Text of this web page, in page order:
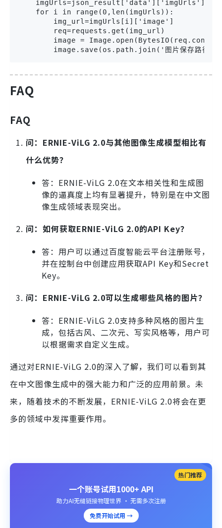
    imgUrls=json_result['data']['imgUrls']
    for i in range(0,len(imgUrls)):
        img_url=imgUrls[i]['image']
        req=requests.get(img_url)
image =
FAQ
FAQ
问：ERNIE-ViLG 2.0与其他图像生成模型相比有
什么优势？
答：ERNIE-ViLG 2.0在文本相关性和生成图
像的逼真度上均有显著提升，特别是在中文图
像生成领域表现突出。
问：如何获取ERNIE-ViLG 2.0的API Key？
答：用户可以通过百度智能云平台注册账号，
并在控制台中创建应用获取API Key和Secret
Key。
问：ERNIE-ViLG 2.0可以生成哪些风格的图片？
答：ERNIE-ViLG 2.0支持多种风格的图片生
成，包括古风、二次元、写实风格等，用户可
以根据需求自定义生成。
通过对ERNIE-ViLG 2.0的深入了解，我们可以看到其
在中文图像生成中的强大能力和广泛的应用前景。未
来，随着技术的不断发展，ERNIE-ViLG 2.0将会在更
多的领域中发挥重要作用。
热门推荐
一个账号试用1000+ API
助力AI无缝链接物理世界 · 无需多次注册
免费开始试用 →